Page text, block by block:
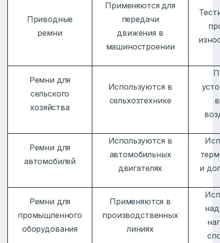
Приводные
ремни
Применяются для
передачи
движения в
машиностроении
Ремни для
сельского
хозяйства
Используются в
сельхозтехнике
Ремни для
автомобилей
Используются в
автомобильных
двигателях
и
Ремни для
промышленного
оборудования
Применяются в
производственных
линиях